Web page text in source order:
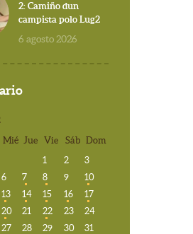
2: Camiño dun
campista polo Lug2
6 agosto 2026
Mié Jue Vie Sáb Dom
1
2
3
6 7 8 9
10
13 14 15 16
17
20 21 22 23
24
27 28 29 30
31